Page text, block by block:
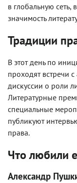
в глобальную
значимость
Традиции
В этот день по
проходят встречи
дискуссии о роли
Литературные
специальные
публикуют
права.
Что любили
Александр